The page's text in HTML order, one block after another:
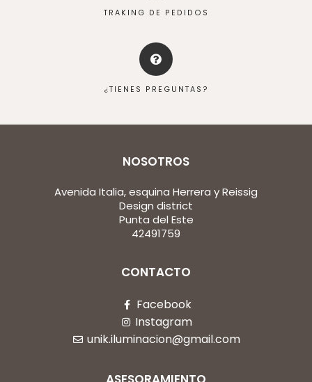
TRAKING DE PEDIDOS
¿TIENES PREGUNTAS?
NOSOTROS
Avenida Italia, esquina Herrera y Reissig
Design district
Punta del Este
42491759
CONTACTO
Facebook
Instagram
unik.iluminacion@gmail.com